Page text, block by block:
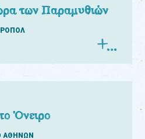
των Παραμυθιών
Όνειρο
ΑΘΗΝΩΝ